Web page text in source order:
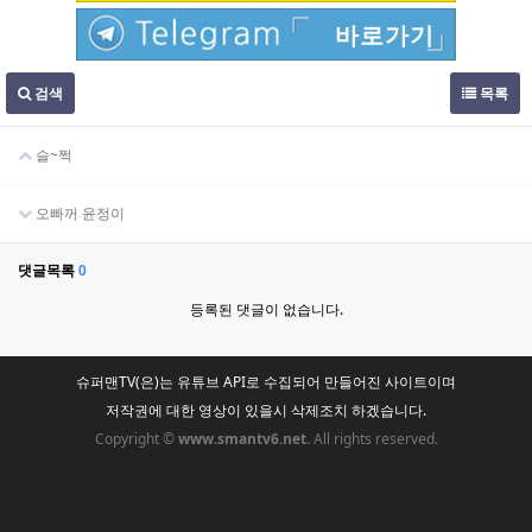
바로가기
검색 목록
슬~쩍
오빠꺼 윤정이
댓글목록 0
등록된 댓글이 없습니다.
슈퍼맨TV(은)는 유튜브 API로 수집되어 만들어진 사이트이며
저작권에 대한 영상이 있을시 삭제조치 하겠습니다.
Copyright ©www.smantv6.net.All rights reserved.